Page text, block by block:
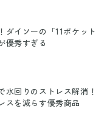
ダイソーの「11ポケット
優秀すぎる
水回りのストレス解消！
スを減らす優秀商品